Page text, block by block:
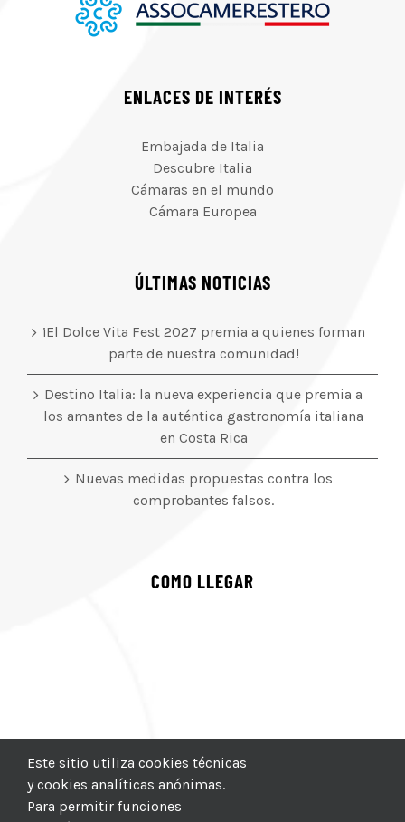
ENLACES DE INTERÉS
Embajada de Italia
Descubre Italia
Cámaras en el mundo
Cámara Europea
ÚLTIMAS NOTICIAS
¡El Dolce Vita Fest 2027 premia a quienes forman
parte de nuestra comunidad!
Destino Italia: la nueva experiencia que premia a
los amantes de la auténtica gastronomía italiana
en Costa Rica
Nuevas medidas propuestas contra los
comprobantes falsos.
COMO LLEGAR
Este sitio utiliza cookies técnicas
y cookies analíticas anónimas.
Para permitir funciones